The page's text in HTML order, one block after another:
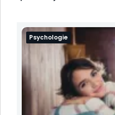
Psychologie